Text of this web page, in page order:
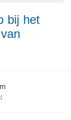
bij het